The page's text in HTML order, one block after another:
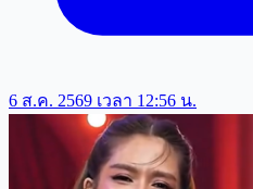
6 ส.ค. 2569 เวลา 12:56 น.